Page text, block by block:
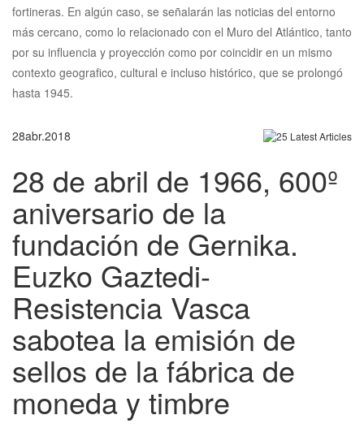
fortineras. En algún caso, se señalarán las noticias del entorno
más cercano, como lo relacionado con el Muro del Atlántico, tanto
por su influencia y proyección como por coincidir en un mismo
contexto geografico, cultural e incluso histórico, que se prolongó
hasta 1945.
28abr.2018
28 de abril de 1966, 600º
aniversario de la
fundación de Gernika.
Euzko Gaztedi-
Resistencia Vasca
sabotea la emisión de
sellos de la fábrica de
moneda y timbre